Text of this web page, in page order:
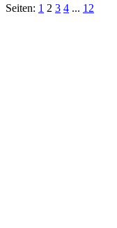
Seiten: 1 2 3 4 ... 12